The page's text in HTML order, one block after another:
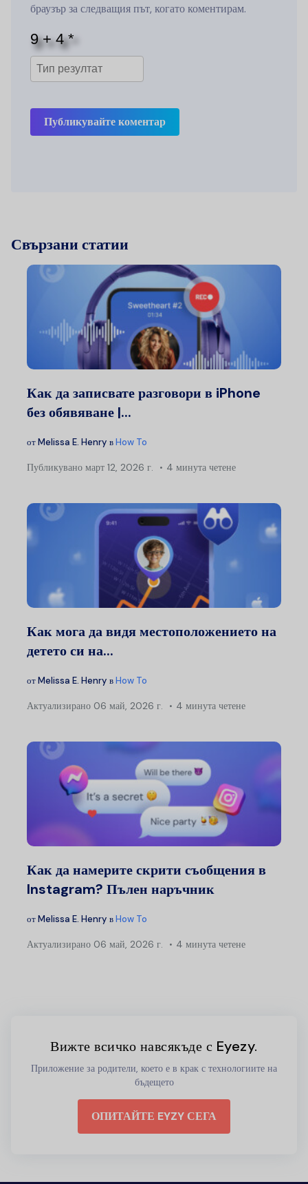
браузър за следващия път, когато коментирам.
Публикувайте коментар
Свързани статии
Как да записвате разговори в iPhone
без обявяване |...
отMelissa E. Henry вHow To
Публикувано март 12, 2026 г. 4 минута четене
Как мога да видя местоположението на
детето си на...
отMelissa E. Henry вHow To
Актуализирано 06 май, 2026 г. 4 минута четене
Как да намерите скрити съобщения в
Instagram? Пълен наръчник
отMelissa E. Henry вHow To
Актуализирано 06 май, 2026 г. 4 минута четене
Вижте всичко навсякъде с Eyezy.
Приложение за родители, което е в крак с технологиите на
бъдещето
ОПИТАЙТЕ EYZY СЕГА